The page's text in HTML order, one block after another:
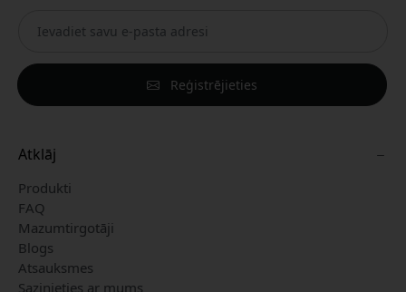
Reģistrējieties
Atklāj
Produkti
FAQ
Mazumtirgotāji
Blogs
Atsauksmes
Sazinieties ar mums